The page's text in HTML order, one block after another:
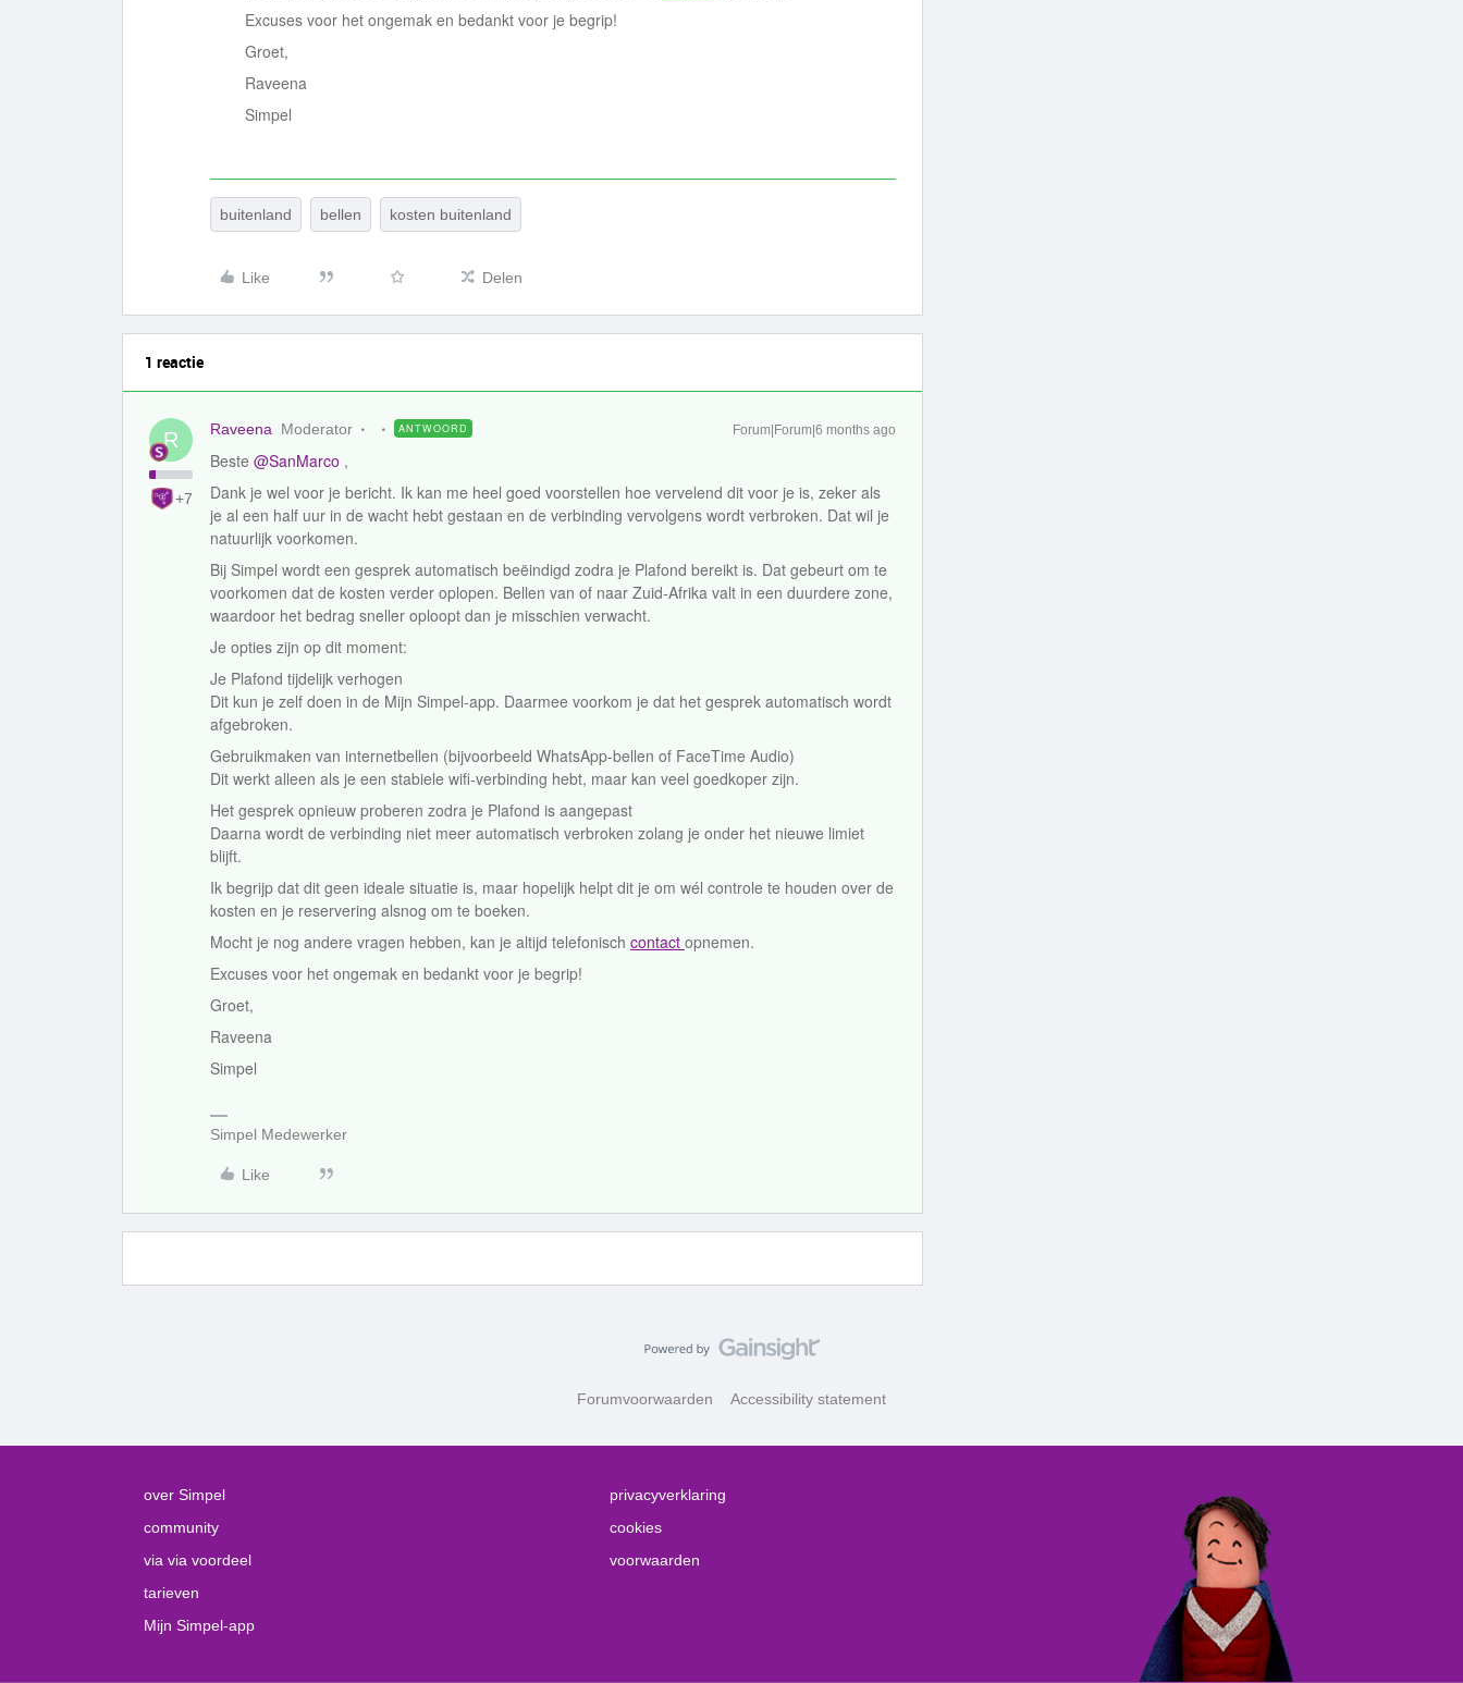
Excuses voor het ongemak en bedankt voor je begrip!
Groet,
Raveena
Simpel
buitenland bellen kosten buitenland
Like Delen
1 reactie
R
+7
Raveena Moderator ANTWOORD Forum|Forum|6 months ago
Beste ​ @SanMarco ,
Dank je wel voor je bericht. Ik kan me heel goed voorstellen hoe vervelend dit voor je is, zeker als
je al een half uur in de wacht hebt gestaan en de verbinding vervolgens wordt verbroken. Dat wil je
natuurlijk voorkomen.
Bij Simpel wordt een gesprek automatisch beëindigd zodra je Plafond bereikt is. Dat gebeurt om te
voorkomen dat de kosten verder oplopen. Bellen van of naar Zuid‑Afrika valt in een duurdere zone,
waardoor het bedrag sneller oploopt dan je misschien verwacht.
Je opties zijn op dit moment:
Je Plafond tijdelijk verhogen
Dit kun je zelf doen in de Mijn Simpel‑app. Daarmee voorkom je dat het gesprek automatisch wordt
afgebroken.
Gebruikmaken van internetbellen (bijvoorbeeld WhatsApp‑bellen of FaceTime Audio)
Dit werkt alleen als je een stabiele wifi‑verbinding hebt, maar kan veel goedkoper zijn.
Het gesprek opnieuw proberen zodra je Plafond is aangepast
Daarna wordt de verbinding niet meer automatisch verbroken zolang je onder het nieuwe limiet
blijft.
Ik begrijp dat dit geen ideale situatie is, maar hopelijk helpt dit je om wél controle te houden over de
kosten en je reservering alsnog om te boeken.
Mocht je nog andere vragen hebben, kan je altijd telefonisch contact opnemen.
Excuses voor het ongemak en bedankt voor je begrip!
Groet,
Raveena
Simpel
Simpel Medewerker
Like
Forumvoorwaarden Accessibility statement
over Simpel
community
via via voordeel
tarieven
Mijn Simpel-app
privacyverklaring
cookies
voorwaarden